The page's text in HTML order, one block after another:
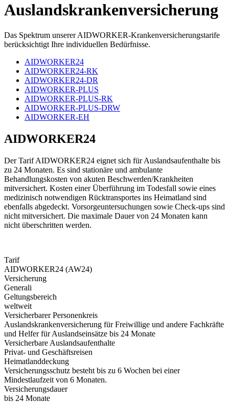
Auslandskranken­versicherung
Das Spektrum unserer AIDWORKER-Krankenversicherungstarife
berücksichtigt Ihre individuellen Bedürfnisse.
AIDWORKER24
AIDWORKER24-RK
AIDWORKER24-DR
AIDWORKER-PLUS
AIDWORKER-PLUS-RK
AIDWORKER-PLUS-DRW
AIDWORKER-EH
AIDWORKER24
Der Tarif AIDWORKER24 eignet sich für Auslandsaufenthalte bis
zu 24 Monaten. Es sind stationäre und ambulante
Behandlungskosten von akuten Beschwerden/Krankheiten
mitversichert. Kosten einer Überführung im Todesfall sowie eines
medizinisch notwendigen Rücktransportes ins Heimatland sind
ebenfalls abgedeckt. Vorsorgeuntersuchungen sowie Check-ups sind
nicht mitversichert. Die maximale Dauer von 24 Monaten kann
nicht überschritten werden.
Tarif
AIDWORKER24 (AW24)
Versicherung
Generali
Geltungsbereich
weltweit
Versicherbarer Personenkreis
Auslandskrankenversicherung für Freiwillige und andere Fachkräfte
und Helfer für Auslandseinsätze bis 24 Monate
Versicherbare Auslandsaufenthalte
Privat- und Geschäftsreisen
Heimatlanddeckung
Versicherungsschutz besteht bis zu 6 Wochen bei einer
Mindestlaufzeit von 6 Monaten.
Versicherungsdauer
bis 24 Monate